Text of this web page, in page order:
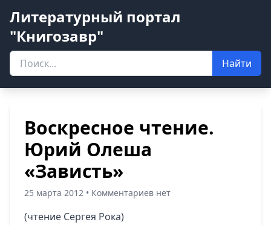
Литературный портал
"Книгозавр"
Найти
Воскресное чтение.
Юрий Олеша
«Зависть»
25 марта 2012 • Комментариев нет
(чтение Сергея Рока)